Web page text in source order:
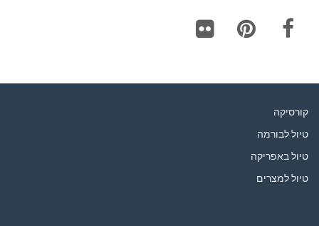
קורסיקה
טיול לבורמה
טיול באפריקה
טיול למצרים